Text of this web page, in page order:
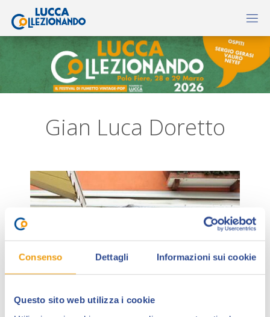
Consenso Dettagli Informazioni sui cookie
Questo sito web utilizza i cookie
Gian Luca Doretto